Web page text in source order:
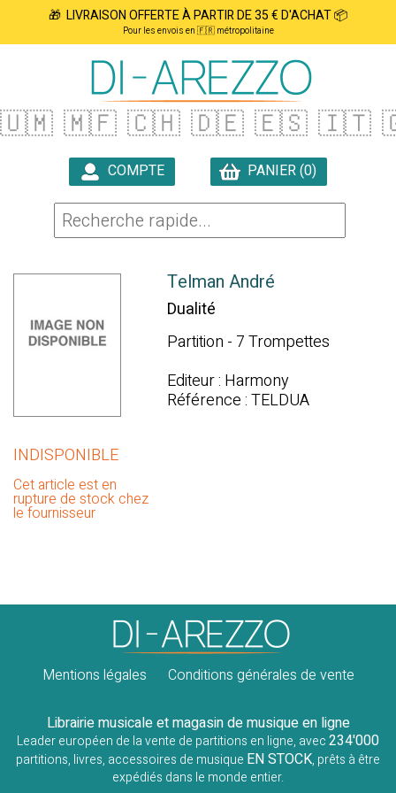
🎁 LIVRAISON OFFERTE À PARTIR DE 35 € D'ACHAT 📦
Pour les envois en 🇫🇷 métropolitaine
🇺🇲 🇲🇫 🇨🇭 🇩🇪 🇪🇸 🇮🇹
COMPTE
PANIER (0)
INDISPONIBLE
Cet article est en
rupture de stock chez
le fournisseur
Telman André
Dualité
Partition - 7 Trompettes
Editeur : Harmony
Référence : TELDUA
Mentions légales Conditions générales de vente
Librairie musicale et magasin de musique en ligne
Leader européen de la vente de partitions en ligne, avec234'000
partitions, livres, accessoires de musique EN STOCK, prêts à être
expédiés dans le monde entier.